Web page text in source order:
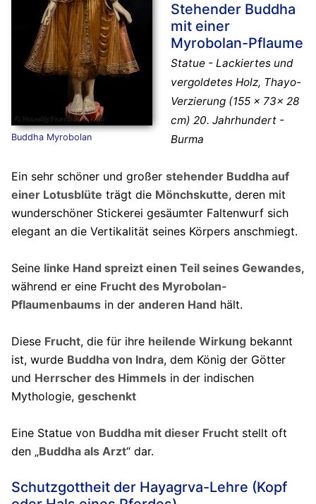
Buddha Myrobolan
Stehender Buddha
mit einer
Myrobolan-Pflaume
Statue - Lackiertes und
vergoldetes Holz, Thayo-
Verzierung (155 x 73x 28
cm) 20. Jahrhundert -
Burma
Ein sehr schöner und großer stehender Buddha auf
einer Lotusblüte trägt die Mönchskutte, deren mit
wunderschöner Stickerei gesäumter Faltenwurf sich
elegant an die Vertikalität seines Körpers anschmiegt.
Seine linke Hand spreizt einen Teil seines Gewandes,
während er eine Frucht des Myrobolan-
Pflaumenbaumsin der anderen Hand hält.
Diese Frucht, die für ihre heilende Wirkungbekannt
ist, wurde Buddha von Indra, dem König der Götter
und Herrscher des Himmelsin der indischen
Mythologie, geschenkt
Eine Statue von Buddha mit dieser Fruchtstellt oft
den „Buddha als Arzt“ dar.
Schutzgottheit der Hayagrva-Lehre (Kopf